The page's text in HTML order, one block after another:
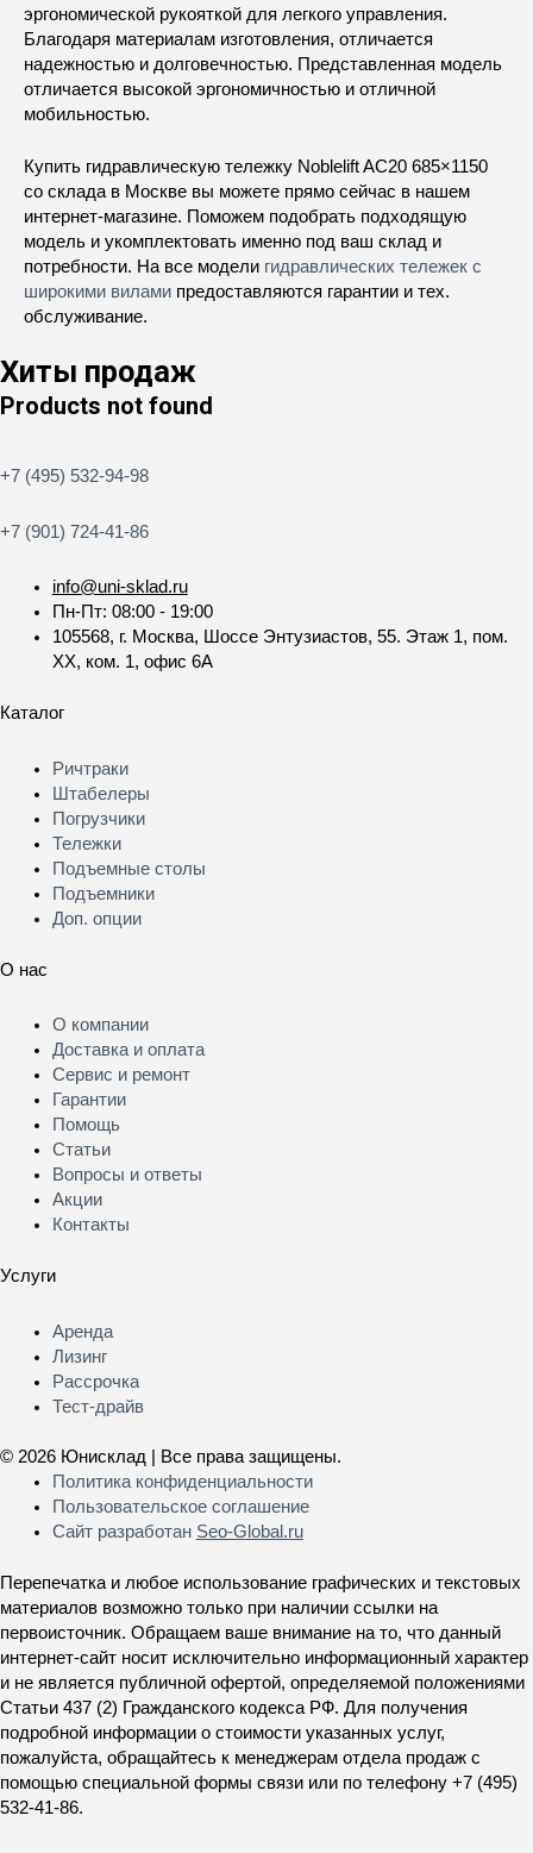
эргономической рукояткой для легкого управления.
Благодаря материалам изготовления, отличается
надежностью и долговечностью. Представленная модель
отличается высокой эргономичностью и отличной
мобильностью.
Купить гидравлическую тележку Noblelift AC20 685×1150
со склада в Москве вы можете прямо сейчас в нашем
интернет-магазине. Поможем подобрать подходящую
модель и укомплектовать именно под ваш склад и
потребности. На все модели гидравлических тележек с
широкими вилами предоставляются гарантии и тех.
обслуживание.
Хиты продаж
Products not found
+7 (495) 532-94-98
+7 (901) 724-41-86
info@uni-sklad.ru
Пн-Пт: 08:00 - 19:00
105568, г. Москва, Шоссе Энтузиастов, 55. Этаж 1, пом.
XX, ком. 1, офис 6А
Каталог
Меню
Ричтраки
Штабелеры
Погрузчики
Тележки
Подъемные столы
Подъемники
Доп. опции
О нас
Меню
О компании
Доставка и оплата
Сервис и ремонт
Гарантии
Помощь
Статьи
Вопросы и ответы
Акции
Контакты
Услуги
Меню
Аренда
Лизинг
Рассрочка
Тест-драйв
© 2026 Юнисклад | Все права защищены.
Политика конфиденциальности
Пользовательское соглашение
Сайт разработан Seo-Global.ru
Перепечатка и любое использование графических и текстовых
материалов возможно только при наличии ссылки на
первоисточник. Обращаем ваше внимание на то, что данный
интернет-сайт носит исключительно информационный характер
и не является публичной офертой, определяемой положениями
Статьи 437 (2) Гражданского кодекса РФ. Для получения
подробной информации о стоимости указанных услуг,
пожалуйста, обращайтесь к менеджерам отдела продаж с
помощью специальной формы связи или по телефону +7 (495)
532-41-86.